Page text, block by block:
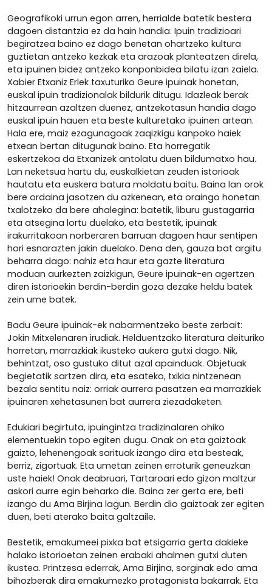
Geografikoki urrun egon arren, herrialde batetik bestera
dagoen distantzia ez da hain handia. Ipuin tradizioari
begiratzea baino ez dago benetan ohartzeko kultura
guztietan antzeko kezkak eta arazoak planteatzen direla,
eta ipuinen bidez antzeko konponbidea bilatu izan zaiela.
Xabier Etxaniz Erlek taxuturiko Geure ipuinak honetan,
euskal ipuin tradizionalak bildurik ditugu. Idazleak berak
hitzaurrean azaltzen duenez, antzekotasun handia dago
euskal ipuin hauen eta beste kulturetako ipuinen artean.
Hala ere, maiz ezagunagoak zaqizkigu kanpoko haiek
etxean bertan ditugunak baino. Eta horregatik
eskertzekoa da Etxanizek antolatu duen bildumatxo hau.
Lan neketsua hartu du, euskalkietan zeuden istorioak
hautatu eta euskera batura moldatu baitu. Baina lan orok
bere ordaina jasotzen du azkenean, eta oraingo honetan
txalotzeko da bere ahalegina: batetik, liburu gustagarria
eta atsegina lortu duelako, eta bestetik, ipuinak
irakurritakoan norberaren barruan dagoen haur sentipen
hori esnarazten jakin duelako. Dena den, gauza bat argitu
beharra dago: nahiz eta haur eta gazte literatura
moduan aurkezten zaizkigun, Geure ipuinak-en agertzen
diren istorioekin berdin-berdin goza dezake heldu batek
zein ume batek.
Badu Geure ipuinak-ek nabarmentzeko beste zerbait:
Jokin Mitxelenaren irudiak. Helduentzako literatura deituriko
horretan, marrazkiak ikusteko aukera gutxi dago. Nik,
behintzat, oso gustuko ditut azal apainduak. Objetuak
begietatik sartzen dira, eta esateko, txikia nintzenean
bezala sentitu naiz: orriak aurrera pasatzen ea marrazkiek
ipuinaren xehetasunen bat aurrera ziezadaketen.
Edukiari begirtuta, ipuingintza tradizinalaren ohiko
elementuekin topo egiten dugu. Onak on eta gaiztoak
gaizto, lehenengoak sarituak izango dira eta besteak,
berriz, zigortuak. Eta umetan zeinen erroturik geneuzkan
uste haiek! Onak deabruari, Tartaroari edo gizon maltzur
askori aurre egin beharko die. Baina zer gerta ere, beti
izango du Ama Birjina lagun. Berdin dio gaiztoak zer egiten
duen, beti aterako baita galtzaile.
Bestetik, emakumeei pixka bat etsigarria gerta dakieke
halako istorioetan zeinen erabaki ahalmen gutxi duten
ikustea. Printzesa ederrak, Ama Birjina, sorginak edo ama
bihozberak dira emakumezko protagonista bakarrak. Eta